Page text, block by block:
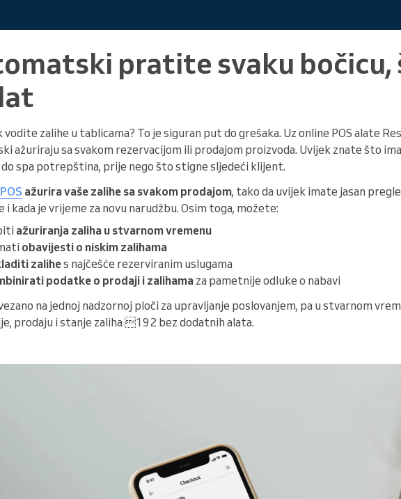
pratite svaku bočicu,
vodite zalihe u tablicama? To je siguran put do grešaka. Uz online POS alate
ažuriraju sa svakom rezervacijom ili prodajom proizvoda. Uvijek znate što
do spa potrepština, prije nego što stigne sljedeći klijent.
ažurira vaše zalihe sa svakom prodajom, tako da uvijek imate jasan
i kada je vrijeme za novu narudžbu. Osim toga, možete:
ažuriranja zaliha u stvarnom vremenu
obavijesti o niskim zalihama
zalihes najčešće rezerviranim uslugama
podatke o prodaji i zalihama za pametnije odluke o nabavi
na jednoj nadzornoj ploči za upravljanje poslovanjem, pa u stvarnom
prodaju i stanje zaliha 192 bez dodatnih alata.